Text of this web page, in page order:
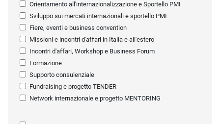
Orientamento all'internazionalizzazione e Sportello PMI
Sviluppo sui mercati internazionali e sportello PMI
Fiere, eventi e business convention
Missioni e incontri d'affari in Italia e all'estero
Incontri d'affari, Workshop e Business Forum
Formazione
Supporto consulenziale
Fundraising e progetto TENDER
Network internazionale e progetto MENTORING